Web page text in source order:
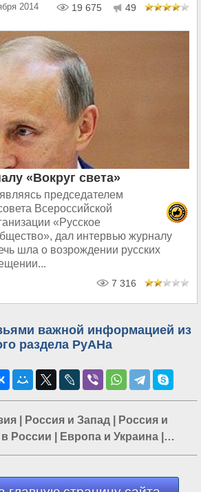
2014 19 675 49
«Вокруг света»
председателем
Всероссийской
«Русское
дал интервью журналу
шла о возрождении русских
7 316
важной информацией из
раздела РуАНа
Россия и Запад
Россия и
России Европа и Украина
Путин в России